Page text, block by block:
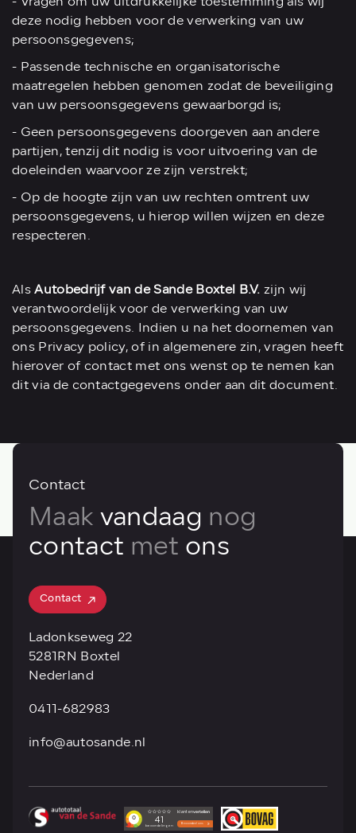
deze nodig hebben voor de verwerking van uw
persoonsgegevens;
- Passende technische en organisatorische
maatregelen hebben genomen zodat de beveiliging
van uw persoonsgegevens gewaarborgd is;
- Geen persoonsgegevens doorgeven aan andere
partijen, tenzij dit nodig is voor uitvoering van de
doeleinden waarvoor ze zijn verstrekt;
- Op de hoogte zijn van uw rechten omtrent uw
persoonsgegevens, u hierop willen wijzen en deze
respecteren.
AlsAutobedrijf van de Sande Boxtel B.V. zijn wij
verantwoordelijk voor de verwerking van uw
persoonsgegevens. Indien u na het doornemen van
ons Privacy policy, of in algemenere zin, vragen heeft
hierover of contact met ons wenst op te nemen kan
dit via de contactgegevens onder aan dit document.
Contact
Maak vandaag nog
contact met ons
Contact
Ladonkseweg 22
5281RN Boxtel
Nederland
0411-682983
info@autosande.nl